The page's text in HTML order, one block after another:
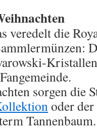
veredelt die
Kristallen
sorgen die
oder der
Tannenbaum.